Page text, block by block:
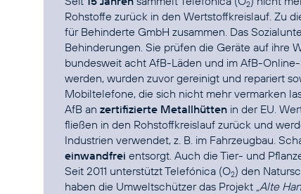
2
Rohstoffe zurück in den Wertstoffkreislauf. Zu
für Behinderte GmbH zusammen. Das
Behinderungen. Sie prüfen die Geräte auf ihre
bundesweit acht AfB-Läden und im AfB-
werden, wurden zuvor gereinigt und repariert
Mobiltelefone, die sich nicht mehr vermarken
AfB an zertifizierte Metallhütten in der EU.
fließen in den Rohstoffkreislauf zurück und
Industrien verwendet, z. B. im Fahrzeugbau.
einwandfrei entsorgt. Auch die Tier- und
Seit 2011 unterstützt Telefónica (O2) den
haben die Umweltschützer das Projekt „Alte